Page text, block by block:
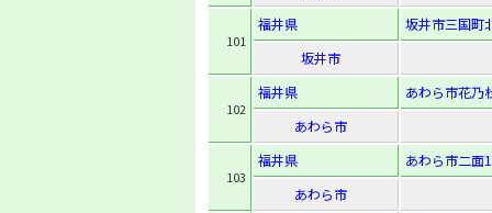
101
福井県
坂井市三国町
坂井市
102
福井県
あわら市花乃
あわら市
103
福井県
あわら市二面
あわら市